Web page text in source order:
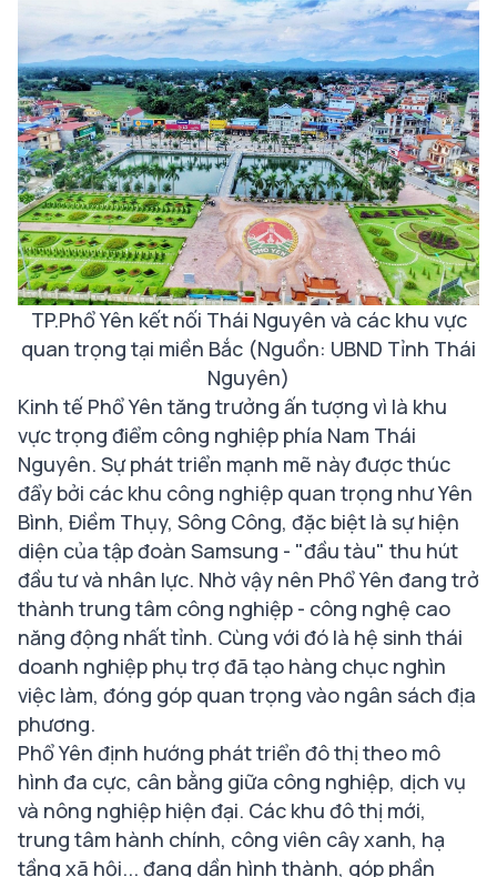
TP.Phổ Yên kết nối Thái Nguyên và các khu vực
quan trọng tại miền Bắc (Nguồn: UBND Tỉnh Thái
Nguyên)
Kinh tế Phổ Yên tăng trưởng ấn tượng vì là khu
vực trọng điểm công nghiệp phía Nam Thái
Nguyên. Sự phát triển mạnh mẽ này được thúc
đẩy bởi các khu công nghiệp quan trọng như Yên
Bình, Điềm Thụy, Sông Công, đặc biệt là sự hiện
diện của tập đoàn Samsung - "đầu tàu" thu hút
đầu tư và nhân lực. Nhờ vậy nên Phổ Yên đang trở
thành trung tâm công nghiệp - công nghệ cao
năng động nhất tỉnh. Cùng với đó là hệ sinh thái
doanh nghiệp phụ trợ đã tạo hàng chục nghìn
việc làm, đóng góp quan trọng vào ngân sách địa
phương.
Phổ Yên định hướng phát triển đô thị theo mô
hình đa cực, cân bằng giữa công nghiệp, dịch vụ
và nông nghiệp hiện đại. Các khu đô thị mới,
trung tâm hành chính, công viên cây xanh, hạ
tầng xã hội... đang dần hình thành, góp phần